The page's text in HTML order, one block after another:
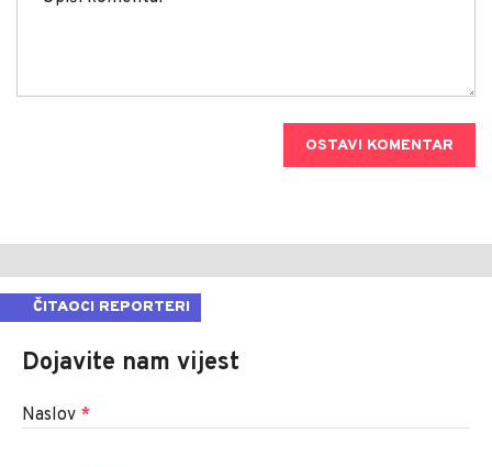
OSTAVI KOMENTAR
ČITAOCI REPORTERI
Dojavite nam vijest
Naslov *